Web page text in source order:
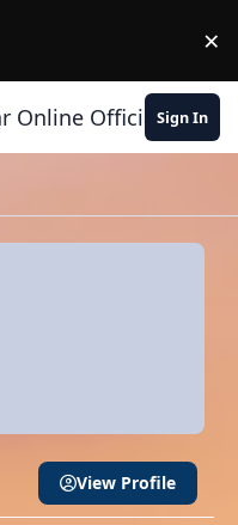
×
Online Official Forum
Sign In
View Profile